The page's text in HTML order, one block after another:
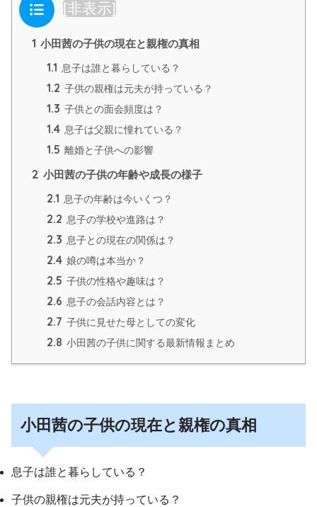
目次 [非表示]
1 小田茜の子供の現在と親権の真相
1.1 息子は誰と暮らしている？
1.2 子供の親権は元夫が持っている？
1.3 子供との面会頻度は？
1.4 息子は父親に憧れている？
1.5 離婚と子供への影響
2 小田茜の子供の年齢や成長の様子
2.1 息子の年齢は今いくつ？
2.2 息子の学校や進路は？
2.3 息子との現在の関係は？
2.4 娘の噂は本当か？
2.5 子供の性格や趣味は？
2.6 息子の会話内容とは？
2.7 子供に見せた母としての変化
2.8 小田茜の子供に関する最新情報まとめ
小田茜の子供の現在と親権の真相
息子は誰と暮らしている？
子供の親権は元夫が持っている？